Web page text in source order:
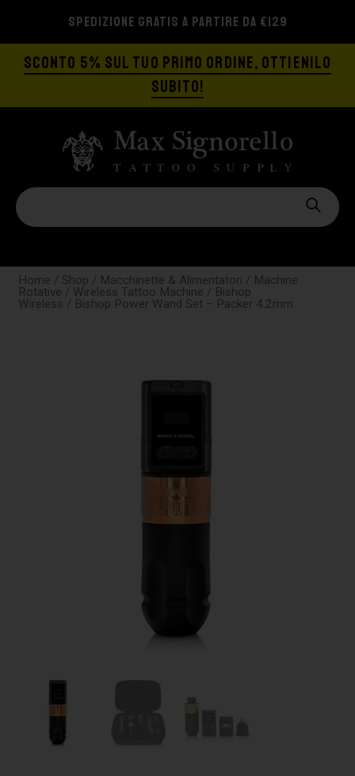
SPEDIZIONE GRATIS A PARTIRE DA €129
SCONTO 5% SUL TUO PRIMO ORDINE, OTTIENILO
SUBITO!
Home / Shop / Macchinette & Alimentatori / Machine
Rotative / Wireless Tattoo Machine / Bishop
Wireless / Bishop Power Wand Set – Packer 4.2mm